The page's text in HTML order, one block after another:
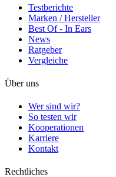
Testberichte
Marken / Hersteller
Best Of - In Ears
News
Ratgeber
Vergleiche
Über uns
Wer sind wir?
So testen wir
Kooperationen
Karriere
Kontakt
Rechtliches